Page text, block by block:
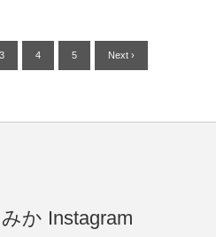
3 4 5 Next ›
か Instagram